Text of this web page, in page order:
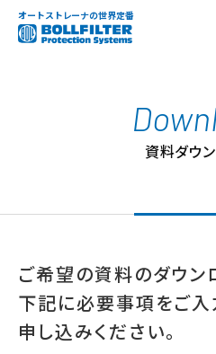
オートストレーナの世界定番
資料ダウ
ご希望の資料のダウン
下記に必要事項をご入
申し込みください。